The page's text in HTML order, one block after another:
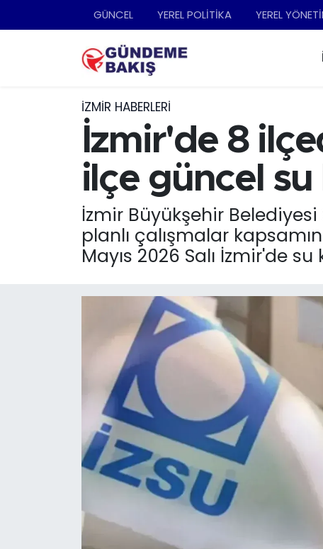
GÜNCEL YEREL POLİTİKA YEREL
İZMIR HABERLERI
İzmir'de 8
ilçe güncel
İzmir Büyükşehir Belediyesi
planlı çalışmalar
Mayıs 2026 Salı İzmir'de
Ankara
DÜNYA
EKONOMİ
English News
KÜLTÜR SANAT
SAĞLIK
Nöbetçi Eczaneler
Trafik Durumu
Süper Lig Puan Durumu ve Fikstür
Tüm Manşetler
Son Dakika Haberleri
Haber Arşivi